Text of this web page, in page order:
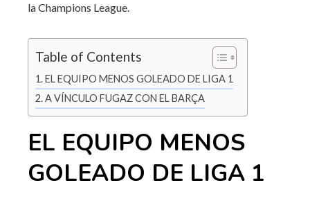
la Champions League.
Table of Contents
EL EQUIPO MENOS GOLEADO DE LIGA 1
A VÍNCULO FUGAZ CON EL BARÇA
EL EQUIPO MENOS
GOLEADO DE LIGA 1